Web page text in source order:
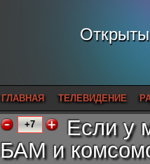
ГЛАВНАЯ ТЕЛЕВИДЕНИЕ
+7
Если у
БАМ и